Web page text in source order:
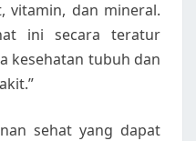
vitamin, dan mineral.
ini secara teratur
kesehatan tubuh dan
sehat yang dapat